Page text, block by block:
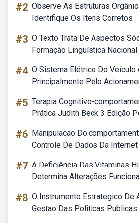
#2 Observe As Estruturas
Identifique Os Itens Corretos
#3 O Texto Trata De Aspectos
Formação Linguística Nacional
#4 O Sistema Elétrico Do Veículo
Principalmente Pelo
#5 Terapia Cognitivo-
Prática Judith Beck 3 Edição
#6 Manipulacao
Controle De Dados Da Internet
#7 A Deficiência Das Vitaminas
Determina Alterações
#8 O Instrumento Estrategico De
Gestao Das Politicas Publicas